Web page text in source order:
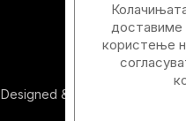
Designed & Developed with
доставиме
користење